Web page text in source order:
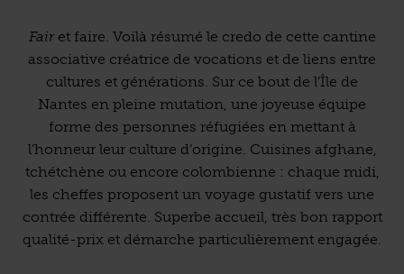
Fair et faire. Voilà résumé le credo de cette cantine
associative créatrice de vocations et de liens entre
cultures et générations. Sur ce bout de l’Île de
Nantes en pleine mutation, une joyeuse équipe
forme des personnes réfugiées en mettant à
l’honneur leur culture d’origine. Cuisines afghane,
tchétchène ou encore colombienne : chaque midi,
les cheffes proposent un voyage gustatif vers une
contrée différente. Superbe accueil, très bon rapport
qualité-prix et démarche particulièrement engagée.